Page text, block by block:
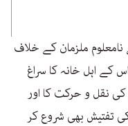
ملزمان کے خلاف
کے اہل خانہ کا سراغ
نقل و حرکت کا اور
تفتیش بھی شروع کر